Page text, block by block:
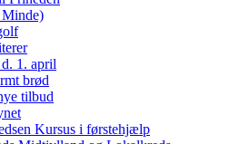
1. april
brød
tilbud
Kursus i førstehjælp